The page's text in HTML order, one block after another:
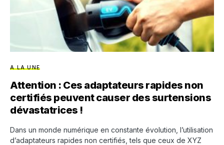
A LA UNE
Attention : Ces adaptateurs rapides non
certifiés peuvent causer des surtensions
dévastatrices !
Dans un monde numérique en constante évolution, l’utilisation
d’adaptateurs rapides non certifiés, tels que ceux de XYZ